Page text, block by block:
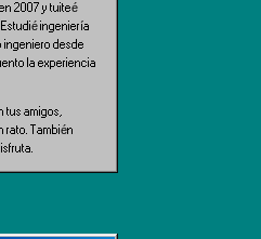
2007 y tuiteé
ingeniería
ingeniero desde
la experiencia
tus amigos,
rato. También